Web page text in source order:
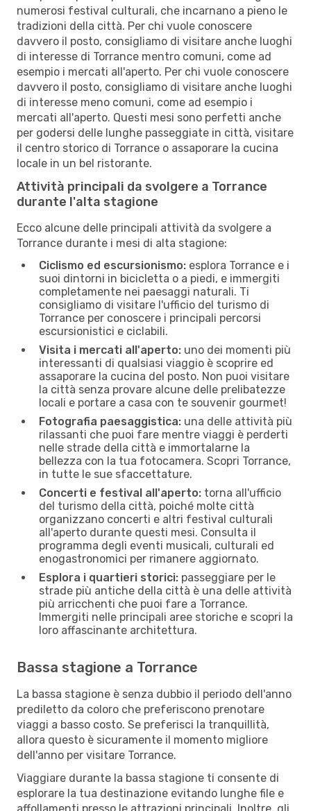
numerosi festival culturali, che incarnano a pieno le
tradizioni della città. Per chi vuole conoscere
davvero il posto, consigliamo di visitare anche luoghi
di interesse di Torrance mentro comuni, come ad
esempio i mercati all'aperto. Per chi vuole conoscere
davvero il posto, consigliamo di visitare anche luoghi
di interesse meno comuni, come ad esempio i
mercati all'aperto. Questi mesi sono perfetti anche
per godersi delle lunghe passeggiate in città, visitare
il centro storico di Torrance o assaporare la cucina
locale in un bel ristorante.
Attività principali da svolgere a Torrance
durante l'alta stagione
Ecco alcune delle principali attività da svolgere a
Torrance durante i mesi di alta stagione:
Ciclismo ed escursionismo: esplora Torrance e i
suoi dintorni in bicicletta o a piedi, e immergiti
completamente nei paesaggi naturali. Ti
consigliamo di visitare l'ufficio del turismo di
Torrance per conoscere i principali percorsi
escursionistici e ciclabili.
Visita i mercati all'aperto: uno dei momenti più
interessanti di qualsiasi viaggio è scoprire ed
assaporare la cucina del posto. Non puoi visitare
la città senza provare alcune delle prelibatezze
locali e portare a casa con te souvenir gourmet!
Fotografia paesaggistica: una delle attività più
rilassanti che puoi fare mentre viaggi è perderti
nelle strade della città e immortalarne la
bellezza con la tua fotocamera. Scopri Torrance,
in tutte le sue sfaccettature.
Concerti e festival all'aperto: torna all'ufficio
del turismo della città, poiché molte città
organizzano concerti e altri festival culturali
all'aperto durante questi mesi. Consulta il
programma degli eventi musicali, culturali ed
enogastronomici per rimanere aggiornato.
Esplora i quartieri storici: passeggiare per le
strade più antiche della città è una delle attività
più arricchenti che puoi fare a Torrance.
Immergiti nelle principali aree storiche e scopri la
loro affascinante architettura.
Bassa stagione a Torrance
La bassa stagione è senza dubbio il periodo dell'anno
prediletto da coloro che preferiscono prenotare
viaggi a basso costo. Se preferisci la tranquillità,
allora questo è sicuramente il momento migliore
dell'anno per visitare Torrance.
Viaggiare durante la bassa stagione ti consente di
esplorare la tua destinazione evitando lunghe file e